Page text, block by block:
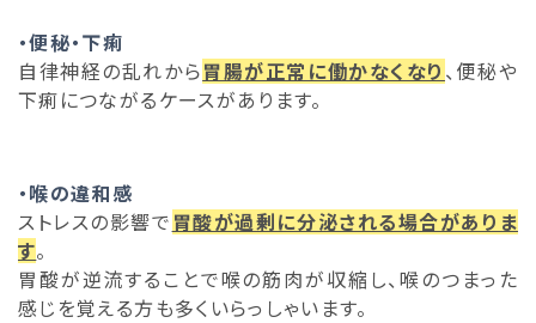
・便秘・下痢
自律神経の乱れから胃腸が正常に働かなくなり 、便秘や
下痢につながるケースがあります。
・喉の違和感
ストレスの影響で 胃酸が過剰に分泌される場合がありま
す。
胃酸が逆流することで喉の筋肉が収縮し、喉のつまった
感じを覚える方も多くいらっしゃいます。